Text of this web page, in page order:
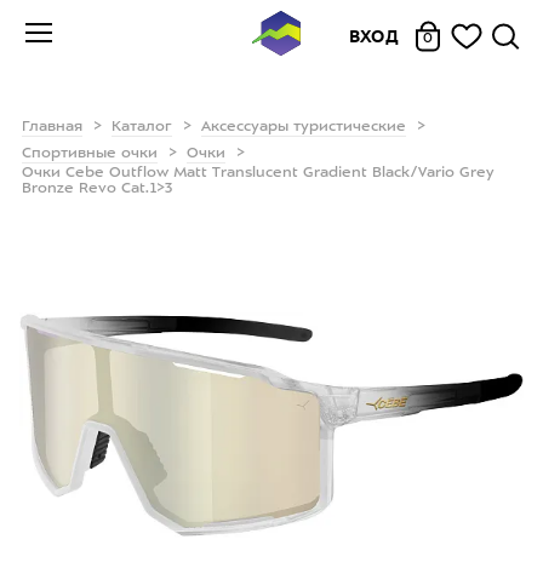
ВХОД 0
Главная Каталог
Аксессуары туристические
Спортивные очки
Очки
Очки Cebe Outflow Matt Translucent Gradient Black/Vario Grey
Bronze Revo Cat.1>3